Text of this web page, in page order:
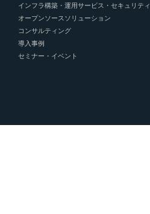
インフラ構築・運用サービス・セキュリティ
オープンソースソリューション
コンサルティング
導入事例
セミナー・イベント